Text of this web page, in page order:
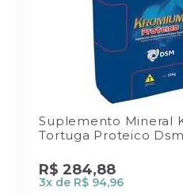
Suplemento Mineral
Tortuga Proteico
R$ 284,88
3x de R$ 94,96